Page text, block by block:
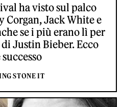
ha visto sul palco
Corgan, Jack White e
se i più erano lì per
Justin Bieber. Ecco
successo
STONE IT